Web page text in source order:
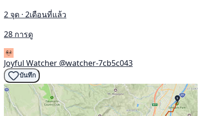
2 จุด · 2เดือนที่แล้ว
28 การดู
Joyful Watcher @watcher-7cb5c043
บันทึก